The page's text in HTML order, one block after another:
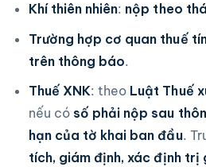
Khí thiên nhiên: nộp theo
Trường hợp cơ quan thuế
trên thông báo.
Thuế XNK: theo Luật Thuế
nếu có số phải nộp sau
hạn của tờ khai ban đầu.
tích, giám định, xác định trị